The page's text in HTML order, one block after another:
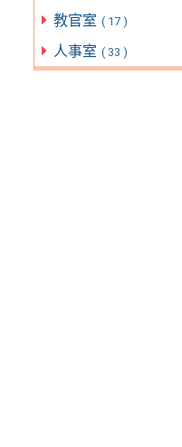
教官室 ( 17 )
人事室 ( 33 )